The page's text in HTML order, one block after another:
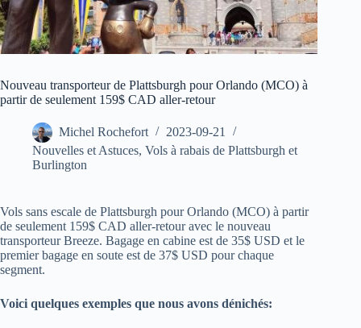
Nouveau transporteur de Plattsburgh pour Orlando (MCO) à
partir de seulement 159$ CAD aller-retour
Michel Rochefort
2023-09-21
Nouvelles et Astuces, Vols à rabais de Plattsburgh et
Burlington
Vols sans escale de Plattsburgh pour Orlando (MCO) à partir
de seulement 159$ CAD aller-retour avec le nouveau
transporteur Breeze. Bagage en cabine est de 35$ USD et le
premier bagage en soute est de 37$ USD pour chaque
segment.
Voici quelques exemples que nous avons dénichés: